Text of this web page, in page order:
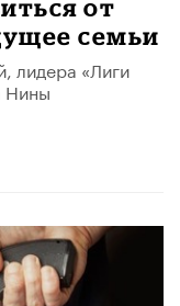
от
семьи
лидера «Лиги
Нины